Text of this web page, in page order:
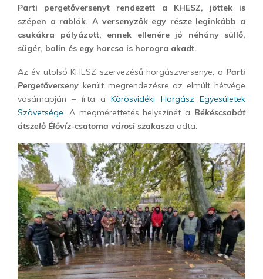
Parti pergetőversenyt rendezett a KHESZ, jöttek is
szépen a rablók. A versenyzők egy része leginkább a
csukákra pályázott, ennek ellenére jó néhány süllő,
sügér, balin és egy harcsa is horogra akadt.
Az év utolsó KHESZ szervezésű horgászversenye, a Parti
Pergetőverseny került megrendezésre az elmúlt hétvége
vasárnapján – írta aKörösvidéki Horgász Egyesületek
Szövetsége. A megmérettetés helyszínét a Békéscsabát
átszelő Élővíz-csatorna városi szakasza adta.